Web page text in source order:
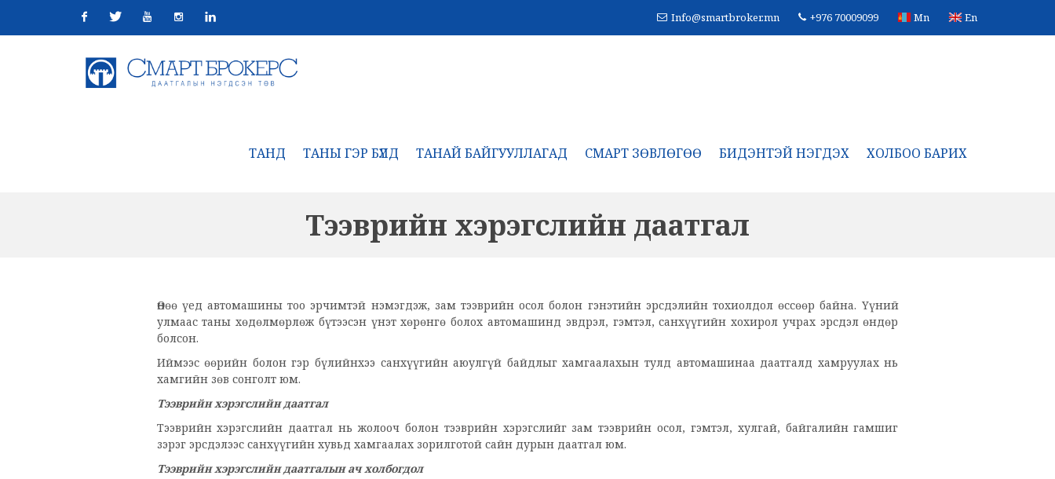
Info@smartbroker.mn +976 70009099 Mn En
ТАНД ТАНЫ ГЭР БҮЛД ТАНАЙ БАЙГУУЛЛАГАД СМАРТ ЗӨВЛӨГӨӨ БИДЭНТЭЙ НЭГДЭХ ХОЛБОО БАРИХ
Тээврийн хэрэгслийн даатгал
Өнөө үед автомашины тоо эрчимтэй нэмэгдэж, зам тээврийн осол болон гэнэтийн эрсдэлийн тохиолдол өссөөр байна. Үүний
улмаас таны хөдөлмөрлөж бүтээсэн үнэт хөрөнгө болох автомашинд эвдрэл, гэмтэл, санхүүгийн хохирол учрах эрсдэл өндөр
болсон.
Иймээс өөрийн болон гэр бүлийнхээ санхүүгийн аюулгүй байдлыг хамгаалахын тулд автомашинаа даатгалд хамруулах нь
хамгийн зөв сонголт юм.
Тээврийн хэрэгслийн даатгал
Тээврийн хэрэгслийн даатгал нь жолооч болон тээврийн хэрэгслийг зам тээврийн осол, гэмтэл, хулгай, байгалийн гамшиг
зэрэг эрсдэлээс санхүүгийн хувьд хамгаалах зорилготой сайн дурын даатгал юм.
Тээврийн хэрэгслийн даатгалын ач холбогдол